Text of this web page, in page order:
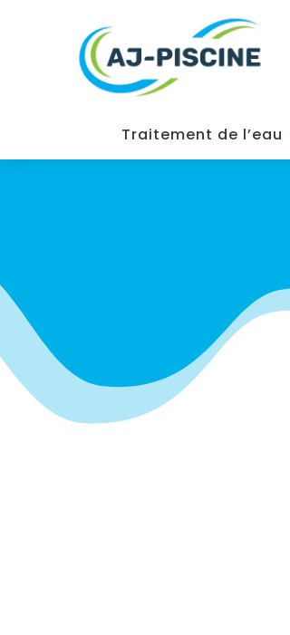
Traitement de l’eau